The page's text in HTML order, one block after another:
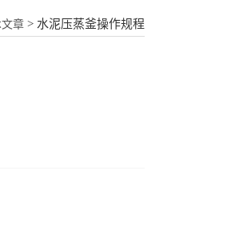
章 > 水泥压蒸釜操作规程